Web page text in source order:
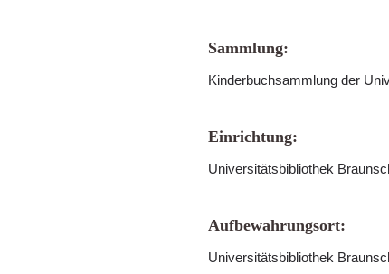
Sammlung:
Kinderbuchsammlung der
Einrichtung:
Universitätsbibliothek
Aufbewahrungsort:
Universitätsbibliothek